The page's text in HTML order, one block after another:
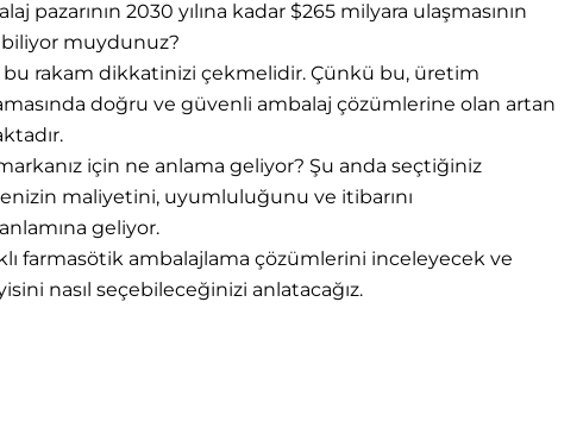
pazarının 2030 yılına kadar $265 milyara ulaşmasının
muydunuz?
bu rakam dikkatinizi çekmelidir. Çünkü bu, üretim
doğru ve güvenli ambalaj çözümlerine olan artan
için ne anlama geliyor? Şu anda seçtiğiniz
maliyetini, uyumluluğunu ve itibarını
geliyor.
farmasötik ambalajlama çözümlerini inceleyecek ve
nasıl seçebileceğinizi anlatacağız.